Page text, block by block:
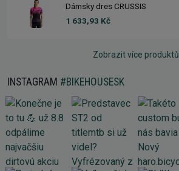
Dámsky dres CRUSSIS
1 633,93 Kč
Zobrazit více produktů
INSTAGRAM #BIKEHOUSESK